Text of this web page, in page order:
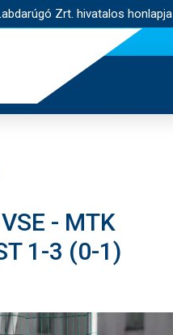
Zrt. hivatalos honlapja
WEBSHOP
KAPCSOLAT
HÍREK
- MTK
1-3 (0-1)